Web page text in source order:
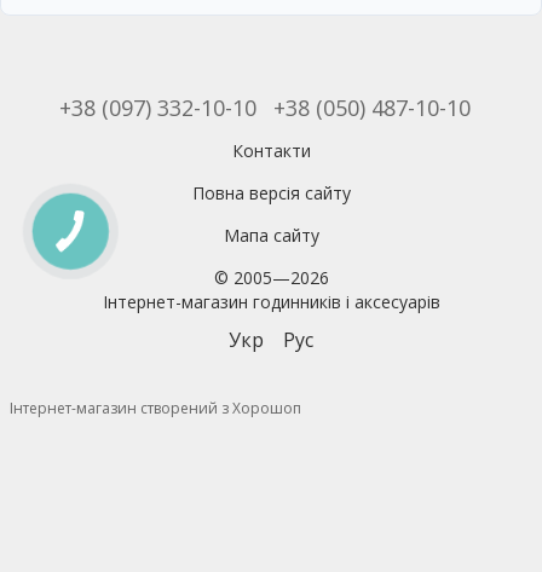
+38 (097) 332-10-10 +38 (050) 487-10-10
Контакти
Повна версія сайту
Мапа сайту
© 2005—2026
Інтернет-магазин годинників і аксесуарів
Укр Рус
Інтернет-магазин створений з Хорошоп